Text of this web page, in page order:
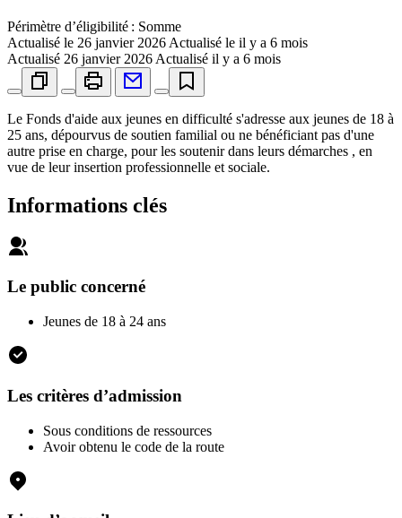
Périmètre d’éligibilité : Somme
Actualisé le 26 janvier 2026 Actualisé le il y a 6 mois
Actualisé 26 janvier 2026 Actualisé il y a 6 mois
Le Fonds d'aide aux jeunes en difficulté s'adresse aux jeunes de 18 à
25 ans, dépourvus de soutien familial ou ne bénéficiant pas d'une
autre prise en charge, pour les soutenir dans leurs démarches , en
vue de leur insertion professionnelle et sociale.
Informations clés
Le public concerné
Jeunes de 18 à 24 ans
Les critères d’admission
Sous conditions de ressources
Avoir obtenu le code de la route